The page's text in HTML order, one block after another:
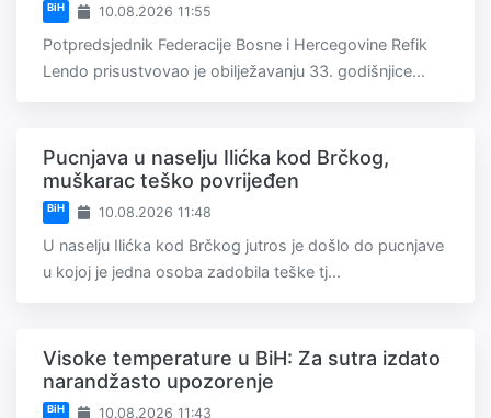
BiH 10.08.2026 11:55
Potpredsjednik Federacije Bosne i Hercegovine Refik
Lendo prisustvovao je obilježavanju 33. godišnjice...
Pucnjava u naselju Ilićka kod Brčkog,
muškarac teško povrijeđen
BiH 10.08.2026 11:48
U naselju Ilićka kod Brčkog jutros je došlo do pucnjave
u kojoj je jedna osoba zadobila teške tj...
Visoke temperature u BiH: Za sutra izdato
narandžasto upozorenje
BiH 10.08.2026 11:43